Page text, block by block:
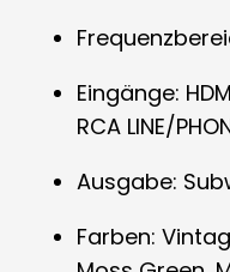
Eingänge:
RCA LINE/
Ausgabe:
Farben: